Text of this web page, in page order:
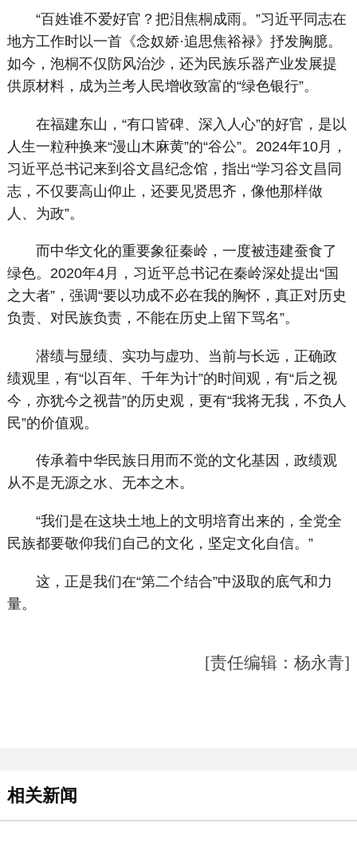
“百姓谁不爱好官？把泪焦桐成雨。”习近平同志在
地方工作时以一首《念奴娇·追思焦裕禄》抒发胸臆。
如今，泡桐不仅防风治沙，还为民族乐器产业发展提
供原材料，成为兰考人民增收致富的“绿色银行”。
在福建东山，“有口皆碑、深入人心”的好官，是以
人生一粒种换来“漫山木麻黄”的“谷公”。2024年10月，
习近平总书记来到谷文昌纪念馆，指出“学习谷文昌同
志，不仅要高山仰止，还要见贤思齐，像他那样做
人、为政”。
而中华文化的重要象征秦岭，一度被违建蚕食了
绿色。2020年4月，习近平总书记在秦岭深处提出“国
之大者”，强调“要以功成不必在我的胸怀，真正对历史
负责、对民族负责，不能在历史上留下骂名”。
潜绩与显绩、实功与虚功、当前与长远，正确政
绩观里，有“以百年、千年为计”的时间观，有“后之视
今，亦犹今之视昔”的历史观，更有“我将无我，不负人
民”的价值观。
传承着中华民族日用而不觉的文化基因，政绩观
从不是无源之水、无本之木。
“我们是在这块土地上的文明培育出来的，全党全
民族都要敬仰我们自己的文化，坚定文化自信。”
这，正是我们在“第二个结合”中汲取的底气和力
量。
[责任编辑：杨永青]
相关新闻